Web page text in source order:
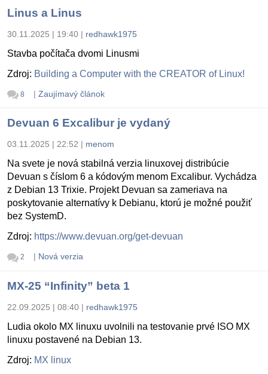
Linus a Linus
30.11.2025 | 19:40 | redhawk1975
Stavba počítača dvomi Linusmi
Zdroj: Building a Computer with the CREATOR of Linux!
8 | Zaujímavý článok
Devuan 6 Excalibur je vydaný
03.11.2025 | 22:52 | menom
Na svete je nová stabilná verzia linuxovej distribúcie
Devuan s číslom 6 a kódovým menom Excalibur. Vychádza
z Debian 13 Trixie. Projekt Devuan sa zameriava na
poskytovanie alternatívy k Debianu, ktorú je možné použiť
bez SystemD.
Zdroj: https://www.devuan.org/get-devuan
2 | Nová verzia
MX-25 “Infinity” beta 1
22.09.2025 | 08:40 | redhawk1975
Ludia okolo MX linuxu uvolnili na testovanie prvé ISO MX
linuxu postavené na Debian 13.
Zdroj: MX linux